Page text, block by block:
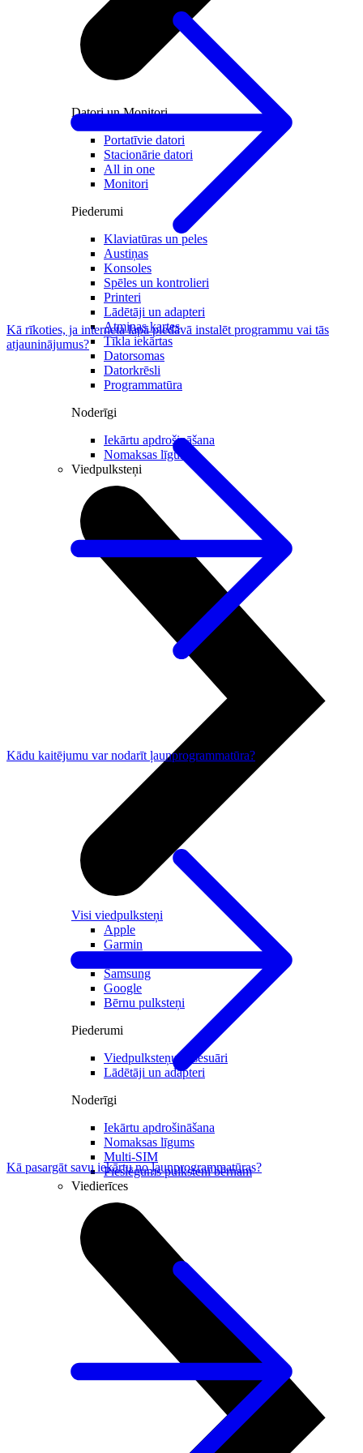
Datori un Monitori
Portatīvie datori
Stacionārie datori
All in one
Monitori
Piederumi
Klaviatūras un peles
Austiņas
Konsoles
Spēles un kontrolieri
Printeri
Lādētāji un adapteri
Atmiņas kartes
Tīkla iekārtas
Datorsomas
Datorkrēsli
Programmatūra
Noderīgi
Iekārtu apdrošināšana
Nomaksas līgums
Viedpulksteņi
Visi viedpulksteņi
Apple
Garmin
Samsung
Google
Bērnu pulksteņi
Piederumi
Viedpulksteņu aksesuāri
Lādētāji un adapteri
Noderīgi
Iekārtu apdrošināšana
Nomaksas līgums
Multi-SIM
Pieslēgums pulkstenī bērnam
Viedierīces
Kā rīkoties, ja interneta lapā piedāvā instalēt programmu vai tās
atjauninājumus?
Kādu kaitējumu var nodarīt ļaunprogrammatūra?
Kā pasargāt savu iekārtu no ļaunprogrammatūras?